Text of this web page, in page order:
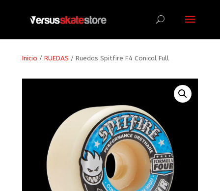
Inicio / RUEDAS / Ruedas Spitfire F4 Conical Full